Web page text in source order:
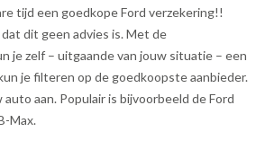
tijd een goedkope Ford verzekering!!
dit geen advies is. Met de
je zelf – uitgaande van jouw situatie – een
je filteren op de goedkoopste aanbieder.
aan. Populair is bijvoorbeeld de Ford
Max.